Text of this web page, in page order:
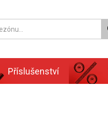
Příslušenství